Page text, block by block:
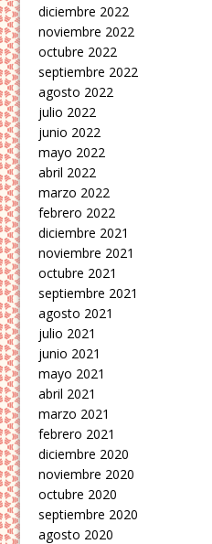
diciembre 2022
noviembre 2022
octubre 2022
septiembre 2022
agosto 2022
julio 2022
junio 2022
mayo 2022
abril 2022
marzo 2022
febrero 2022
diciembre 2021
noviembre 2021
octubre 2021
septiembre 2021
agosto 2021
julio 2021
junio 2021
mayo 2021
abril 2021
marzo 2021
febrero 2021
diciembre 2020
noviembre 2020
octubre 2020
septiembre 2020
agosto 2020